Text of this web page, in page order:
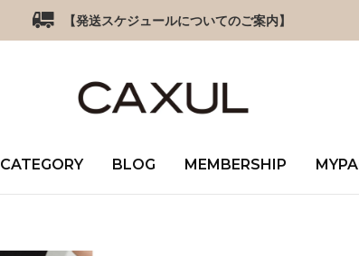
【発送スケジュールについてのご案内】
CATEGORY BLOG MEMBERSHIP